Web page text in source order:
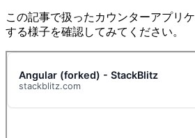
この記事で扱ったカウンターアプリ
する様子を確認してみてください。